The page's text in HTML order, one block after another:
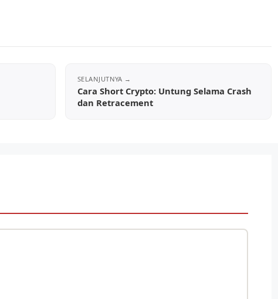
Cara Short Crypto: Untung Selama Crash
dan Retracement